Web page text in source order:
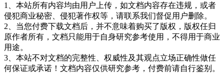
1、本站所有内容均由用户上传，如文档内容存在违规，或者
侵犯商业秘密、侵犯著作权等，请联系我们督促用户删除。
2、当您付费下载文档后，并不意味着购买了版权，版权任归
原作者所有，文档只能用于自身研究参考使用，不得用于商业
用途。
3、本站不对文档的完整性、权威性及其观点立场正确性做任
何保证或承诺！文档内容仅供研究参考，付费前请自行鉴别。